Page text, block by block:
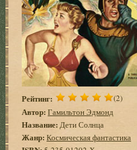
Рейтинг: (2)
Автор: Гамильтон Эдмонд
Название: Дети Солнца
Жанр: Космическая фантастика